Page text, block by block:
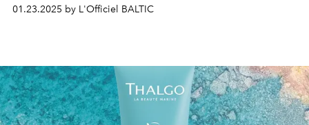
01.23.2025 by L'Officiel BALTIC